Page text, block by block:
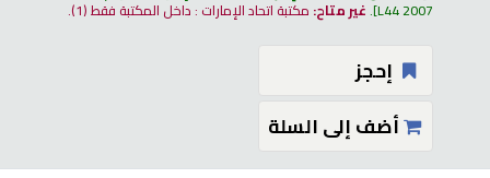
L44 2007
.غير متاح: مكتبة اتحاد الإمارات : داخل المكتبة فقط(1).
إحجز
أضف إلى السلة